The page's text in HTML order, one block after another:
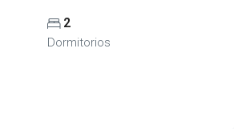
2
Dormitorios